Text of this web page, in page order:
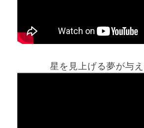
星を見上げる夢が与